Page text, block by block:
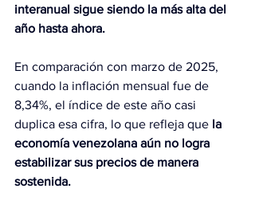
interanual sigue siendo la más alta del
año hasta ahora.
En comparación con marzo de 2025,
cuando la inflación mensual fue de
8,34%, el índice de este año casi
duplica esa cifra, lo que refleja que la
economía venezolana aún no logra
estabilizar sus precios de manera
sostenida.